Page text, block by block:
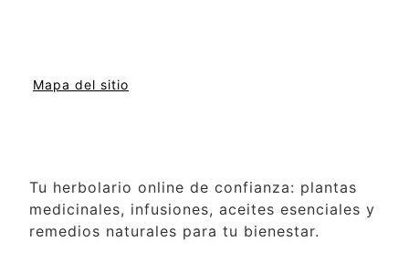
Mapa del sitio
Tu herbolario online de confianza: plantas
medicinales, infusiones, aceites esenciales y
remedios naturales para tu bienestar.